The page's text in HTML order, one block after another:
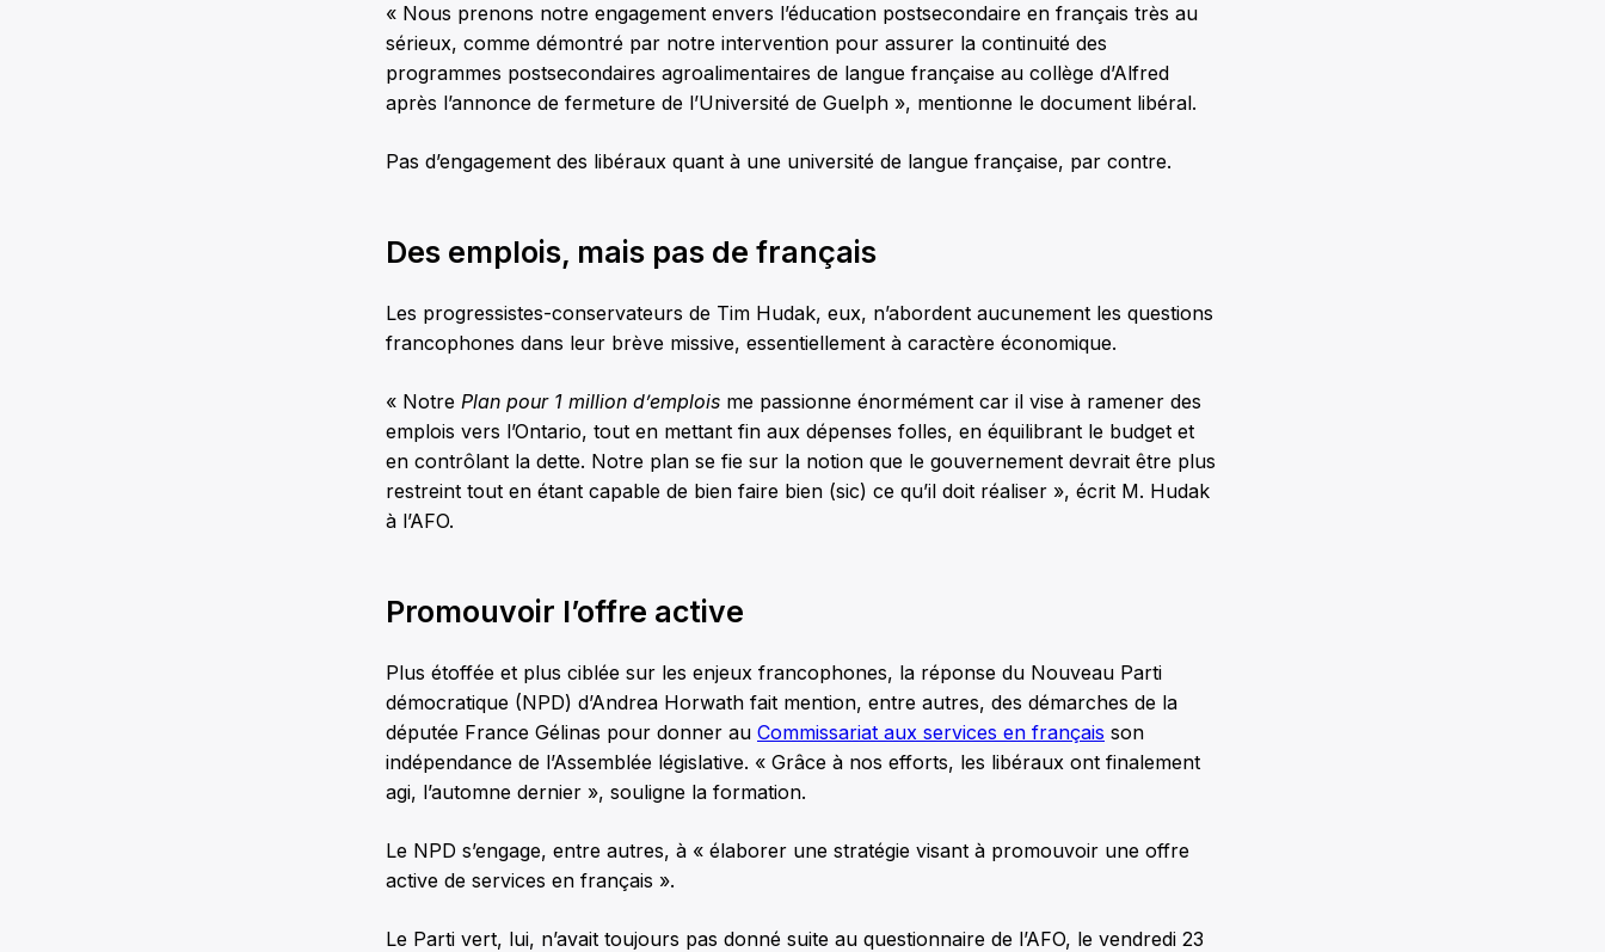
« Nous prenons notre engagement envers l’éducation postsecondaire en français très au
sérieux, comme démontré par notre intervention pour assurer la continuité des
programmes postsecondaires agroalimentaires de langue française au collège d’Alfred
après l’annonce de fermeture de l’Université de Guelph », mentionne le document libéral.
Pas d’engagement des libéraux quant à une université de langue française, par contre.
Des emplois, mais pas de français
Les progressistes-conservateurs de Tim Hudak, eux, n’abordent aucunement les questions
francophones dans leur brève missive, essentiellement à caractère économique.
« Notre Plan pour 1 million d’emplois me passionne énormément car il vise à ramener des
emplois vers l’Ontario, tout en mettant fin aux dépenses folles, en équilibrant le budget et
en contrôlant la dette. Notre plan se fie sur la notion que le gouvernement devrait être plus
restreint tout en étant capable de bien faire bien (sic) ce qu’il doit réaliser », écrit M. Hudak
à l’AFO.
Promouvoir l’offre active
Plus étoffée et plus ciblée sur les enjeux francophones, la réponse du Nouveau Parti
démocratique (NPD) d’Andrea Horwath fait mention, entre autres, des démarches de la
députée France Gélinas pour donner au Commissariat aux services en français son
indépendance de l’Assemblée législative. « Grâce à nos efforts, les libéraux ont finalement
agi, l’automne dernier », souligne la formation.
Le NPD s’engage, entre autres, à « élaborer une stratégie visant à promouvoir une offre
active de services en français ».
Le Parti vert, lui, n’avait toujours pas donné suite au questionnaire de l’AFO, le vendredi 23